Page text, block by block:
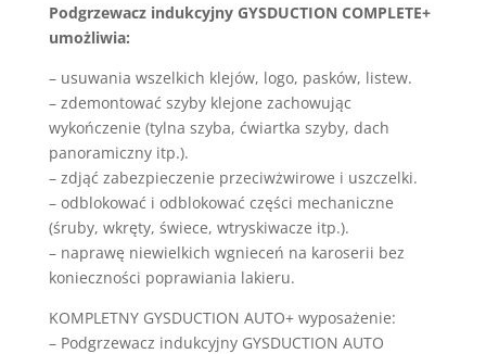
Podgrzewacz indukcyjny GYSDUCTION COMPLETE+
umożliwia:
– usuwania wszelkich klejów, logo, pasków, listew.
– zdemontować szyby klejone zachowując
wykończenie (tylna szyba, ćwiartka szyby, dach
panoramiczny itp.).
– zdjąć zabezpieczenie przeciwżwirowe i uszczelki.
– odblokować i odblokować części mechaniczne
(śruby, wkręty, świece, wtryskiwacze itp.).
– naprawę niewielkich wgnieceń na karoserii bez
konieczności poprawiania lakieru.
KOMPLETNY GYSDUCTION AUTO+ wyposażenie:
– Podgrzewacz indukcyjny GYSDUCTION AUTO